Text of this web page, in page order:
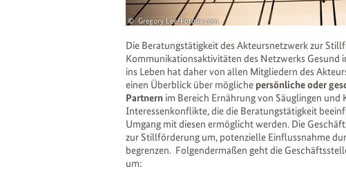
Gregory Lee/Fotolia.com
Die Beratungstätigkeit des Akteursnetzwerk zur
Kommunikationsaktivitäten des Netzwerks Gesund
ins Leben hat daher von allen Mitgliedern des
einen Überblick über mögliche persönliche oder
Partnern im Bereich Ernährung von Säuglingen
Interessenkonflikte, die die Beratungstätigkeit
Umgang mit diesen ermöglicht werden. Die
zur Stillförderung um, potenzielle Einflussnahme
begrenzen. Folgendermaßen geht die
um: